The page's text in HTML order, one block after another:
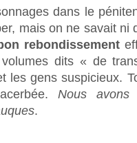
dans le
mais on ne savait ni
rebondissement
dits « de
les gens suspicieux.
Nous
.